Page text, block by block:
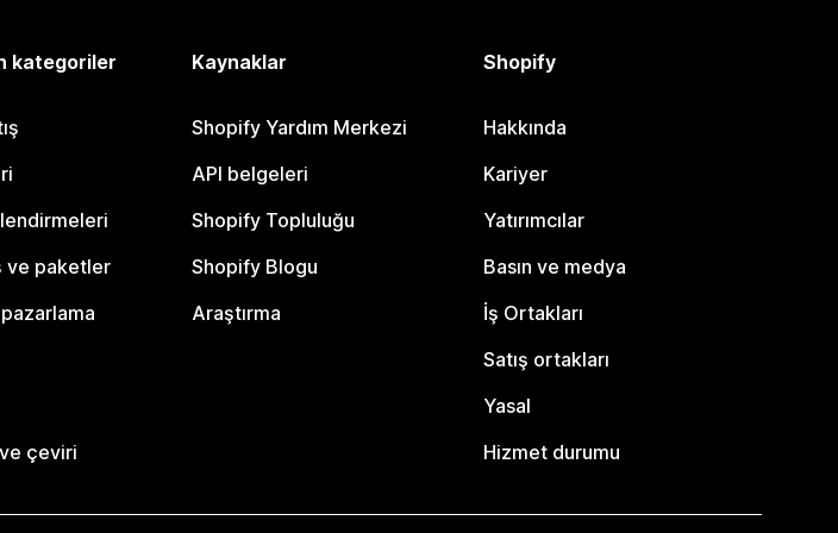
kategoriler
ve paketler
çeviri
Kaynaklar
Shopify Yardım Merkezi
API belgeleri
Shopify Topluluğu
Shopify Blogu
Araştırma
Shopify
Hakkında
Kariyer
Yatırımcılar
Basın ve medya
İş Ortakları
Satış ortakları
Yasal
Hizmet durumu